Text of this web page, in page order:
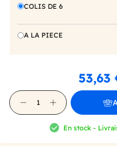
COLIS DE 6
A LA PIECE
53,63
En stock -